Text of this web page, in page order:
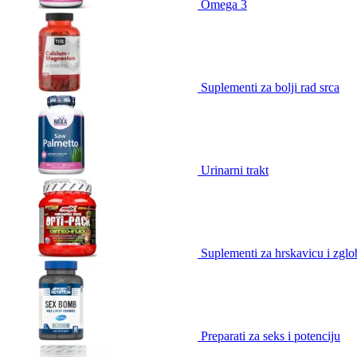
Omega 3
Suplementi za bolji rad srca
Urinarni trakt
Suplementi za hrskavicu i
Preparati za seks i potenciju